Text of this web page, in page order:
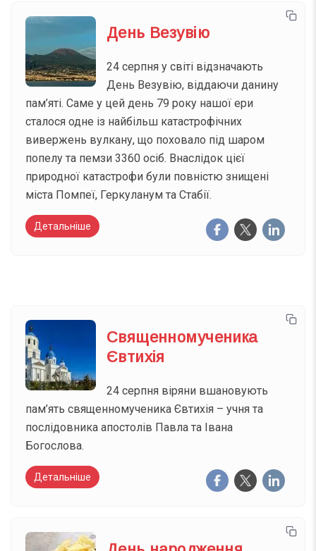
День Везувію
24 серпня у світі відзначають
День Везувію, віддаючи данину
пам’яті. Саме у цей день 79 року нашої ери
сталося одне із найбільш катастрофічних
вивержень вулкану, що поховало під шаром
попелу та пемзи 3360 осіб. Внаслідок цієї
природної катастрофи були повністю знищені
міста Помпеї, Геркуланум та Стабії.
Детальніше
Священномученика
Євтихія
24 серпня віряни вшановують
пам’ять священномученика Євтихія – учня та
послідовника апостолів Павла та Івана
Богослова.
Детальніше